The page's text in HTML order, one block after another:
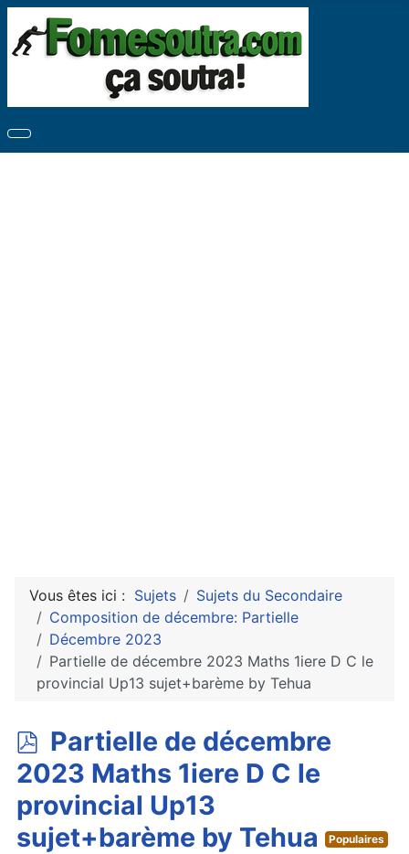
Vous êtes ici : Sujets
Sujets du Secondaire
Composition de décembre: Partielle
Décembre 2023
Partielle de décembre 2023 Maths 1iere D C le
provincial Up13 sujet+barème by Tehua
p
d
f
Partielle de décembre
2023 Maths 1iere D C le
provincial Up13
sujet+barème by Tehua
Populaires